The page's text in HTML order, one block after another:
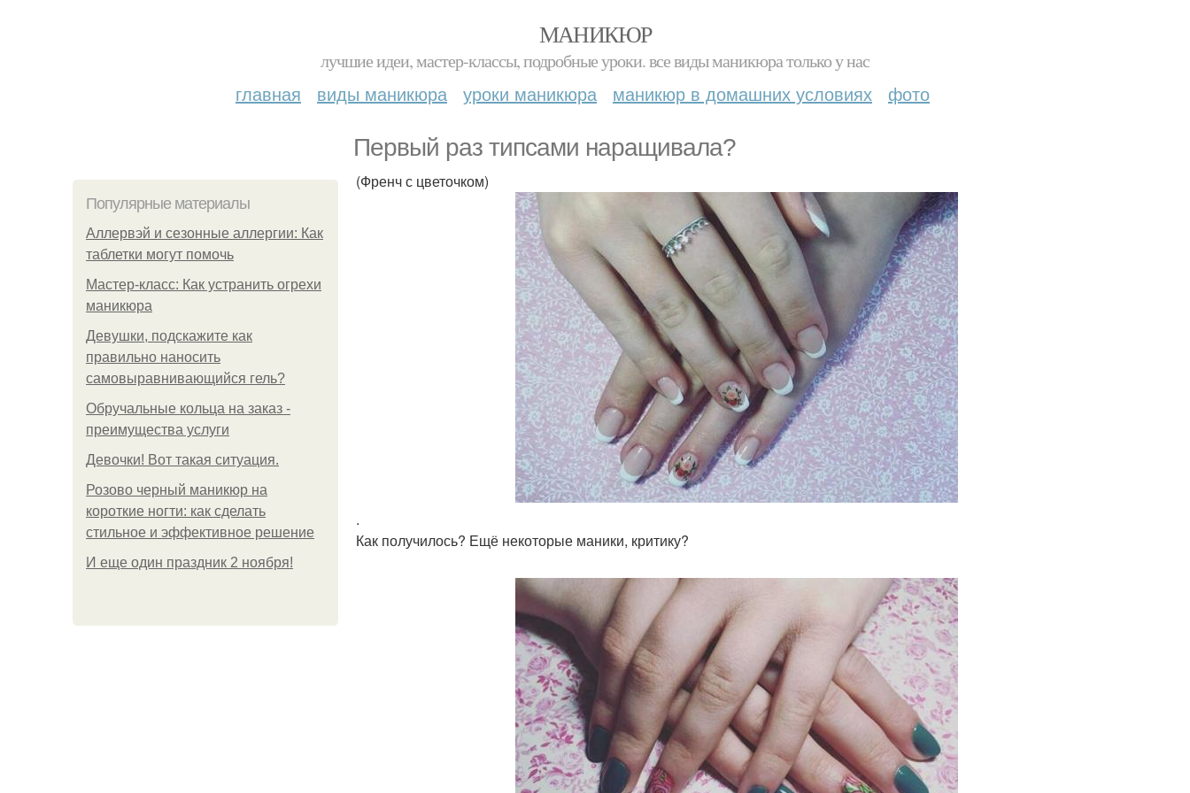
МАНИКЮР
лучшие идеи, мастер-классы, подробные уроки. все виды маникюра только у нас
главная виды маникюра уроки маникюра маникюр в домашних условиях фото
Первый раз типсами наращивала?
Популярные материалы
Аллервэй и сезонные аллергии: Как
таблетки могут помочь
Мастер-класс: Как устранить огрехи
маникюра
Девушки, подскажите как
правильно наносить
самовыравнивающийся гель?
Обручальные кольца на заказ -
преимущества услуги
Девочки! Вот такая ситуация.
Розово черный маникюр на
короткие ногти: как сделать
стильное и эффективное решение
И еще один праздник 2 ноября!
(Френч с цветочком)
.
Как получилось? Ещё некоторые маники, критику?